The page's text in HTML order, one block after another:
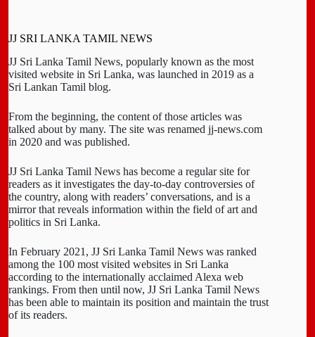
JJ SRI LANKA TAMIL NEWS
JJ Sri Lanka Tamil News, popularly known as the most
visited website in Sri Lanka, was launched in 2019 as a
Sri Lankan Tamil blog.
From the beginning, the content of those articles was
talked about by many. The site was renamed jj-news.com
in 2020 and was published.
JJ Sri Lanka Tamil News has become a regular site for
readers as it investigates the day-to-day controversies of
the country, along with readers’ conversations, and is a
mirror that reveals information within the field of art and
politics in Sri Lanka.
In February 2021, JJ Sri Lanka Tamil News was ranked
among the 100 most visited websites in Sri Lanka
according to the internationally acclaimed Alexa web
rankings. From then until now, JJ Sri Lanka Tamil News
has been able to maintain its position and maintain the trust
of its readers.